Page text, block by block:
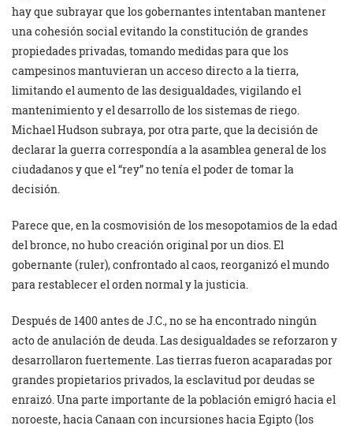
hay que subrayar que los gobernantes intentaban mantener
una cohesión social evitando la constitución de grandes
propiedades privadas, tomando medidas para que los
campesinos mantuvieran un acceso directo a la tierra,
limitando el aumento de las desigualdades, vigilando el
mantenimiento y el desarrollo de los sistemas de riego.
Michael Hudson subraya, por otra parte, que la decisión de
declarar la guerra correspondía a la asamblea general de los
ciudadanos y que el “rey” no tenía el poder de tomar la
decisión.
Parece que, en la cosmovisión de los mesopotamios de la edad
del bronce, no hubo creación original por un dios. El
gobernante (ruler), confrontado al caos, reorganizó el mundo
para restablecer el orden normal y la justicia.
Después de 1400 antes de J.C., no se ha encontrado ningún
acto de anulación de deuda. Las desigualdades se reforzaron y
desarrollaron fuertemente. Las tierras fueron acaparadas por
grandes propietarios privados, la esclavitud por deudas se
enraizó. Una parte importante de la población emigró hacia el
noroeste, hacia Canaan con incursiones hacia Egipto (los